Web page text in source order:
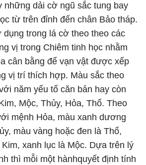
những dải cờ ngũ sắc tung bay
từ trên đỉnh đến chân Bảo tháp.
trong lá cờ theo theo các
vị trong Chiêm tinh học nhằm
cân bằng để vạn vật được xếp
vị trí thích hợp. Màu sắc theo
năm yếu tố căn bản hay còn
Mộc, Thủy, Hỏa, Thổ. Theo
mệnh Hỏa, màu xanh dương
màu vàng hoặc đen là Thổ,
xanh lục là Mộc. Dựa trên lý
thì mỗi một hànhquyết định tính